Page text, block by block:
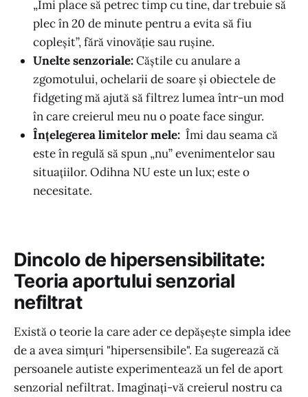
„Îmi place să petrec timp cu tine, dar trebuie să
plec în 20 de minute pentru a evita să fiu
copleșit”, fără vinovăție sau rușine.
Unelte senzoriale:Căștile cu anulare a
zgomotului, ochelarii de soare și obiectele de
fidgeting mă ajută să filtrez lumea într-un mod
în care creierul meu nu o poate face singur.
Înțelegerea limitelor mele: Îmi dau seama că
este în regulă să spun „nu” evenimentelor sau
situațiilor. Odihna NU este un lux; este o
necesitate.
Dincolo de hipersensibilitate:
Teoria aportului senzorial
nefiltrat
Există o teorie la care ader ce depășește simpla idee
de a avea simțuri "hipersensibile". Ea sugerează că
persoanele autiste experimentează un fel de aport
senzorial nefiltrat. Imaginați-vă creierul nostru ca